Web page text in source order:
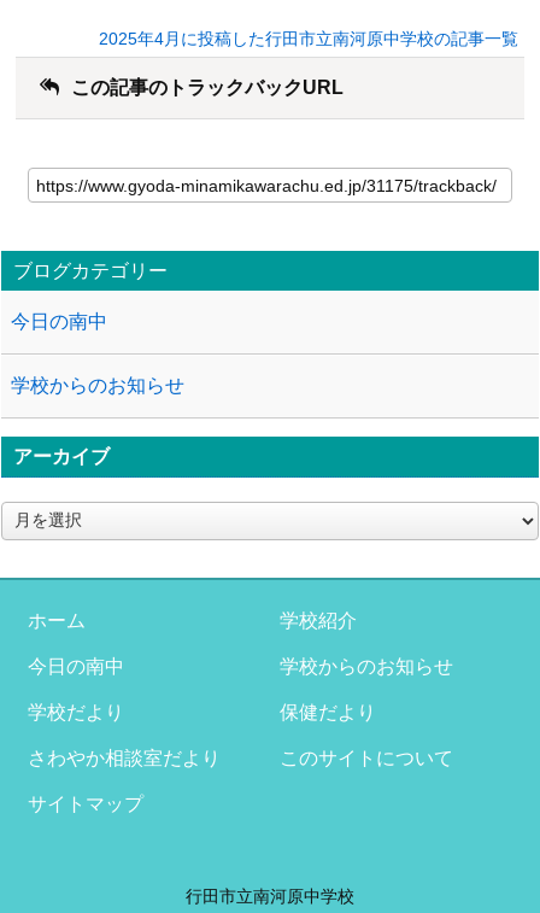
2025年4月に投稿した行田市立南河原中学校の記事一覧
この記事のトラックバックURL
ブログカテゴリー
今日の南中
学校からのお知らせ
アーカイブ
ア
ー
イ
ホーム 学校紹介
今日の南中 学校からのお知らせ
学校だより 保健だより
さわやか相談室だより このサイトについて
サイトマップ
行田市立南河原中学校